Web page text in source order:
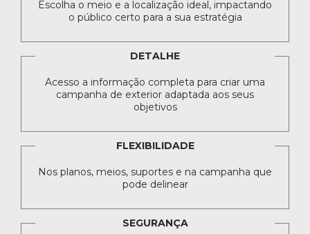
Escolha o meio e a localização ideal, impactando
o público certo para a sua estratégia
DETALHE
Acesso a informação completa para criar uma
campanha de exterior adaptada aos seus
objetivos
FLEXIBILIDADE
Nos planos, meios, suportes e na campanha que
pode delinear
SEGURANÇA